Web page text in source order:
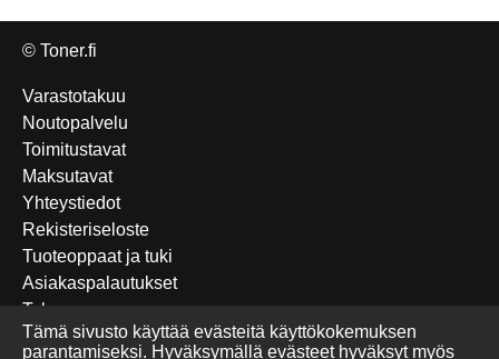
© Toner.fi
Varastotakuu
Noutopalvelu
Toimitustavat
Maksutavat
Yhteystiedot
Rekisteriseloste
Tuoteoppaat ja tuki
Asiakaspalautukset
Takuu
Edulliset Katun-tuotteet
Tämä sivusto käyttää evästeitä käyttökokemuksen
parantamiseksi. Hyväksymällä evästeet hyväksyt myös